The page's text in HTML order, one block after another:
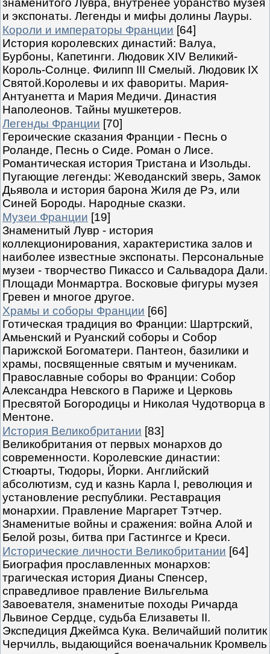
знаменитого Лувра, внутренее убранство музея
и экспонаты. Легенды и мифы долины Лауры.
Короли и императоры Франции [64]
История королевских династий: Валуа,
Бурбоны, Капетинги. Людовик XIV Великий-
Король-Солнце. Филипп III Смелый. Людовик IX
Святой.Королевы и их фавориты. Мария-
Антуанетта и Мария Медичи. Династия
Наполеонов. Тайны мушкетеров.
Легенды Франции [70]
Героические сказания Франции - Песнь о
Роланде, Песнь о Сиде. Роман о Лисе.
Романтическая история Тристана и Изольды.
Пугающие легенды: Жеводанский зверь, Замок
Дьявола и история барона Жиля де Рэ, или
Синей Бороды. Народные сказки.
Музеи Франции [19]
Знаменитый Лувр - история
коллекционирования, характеристика залов и
наиболее известные экспонаты. Персональные
музеи - творчество Пикассо и Сальвадора Дали.
Площади Монмартра. Восковые фигуры музея
Гревен и многое другое.
Храмы и соборы Франции [66]
Готическая традиция во Франции: Шартрский,
Амьенский и Руанский соборы и Собор
Парижской Богоматери. Пантеон, базилики и
храмы, посвященные святым и мученикам.
Православные соборы во Франции: Собор
Александра Невского в Париже и Церковь
Пресвятой Богородицы и Николая Чудотворца в
Ментоне.
История Великобритании [83]
Великобритания от первых монархов до
современности. Королевские династии:
Стюарты, Тюдоры, Йорки. Английский
абсолютизм, суд и казнь Карла I, революция и
установление республики. Реставрация
монархии. Правление Маргарет Тэтчер.
Знаменитые войны и сражения: война Алой и
Белой розы, битва при Гастингсе и Креси.
Исторические личности Великобритании [64]
Биография прославленных монархов:
трагическая история Дианы Спенсер,
справедливое правление Вильгельма
Завоевателя, знаменитые походы Ричарда
Львиное Сердце, судьба Елизаветы II.
Экспедиция Джеймса Кука. Величайший политик
Черчилль, выдающийся военачальник Кромвель